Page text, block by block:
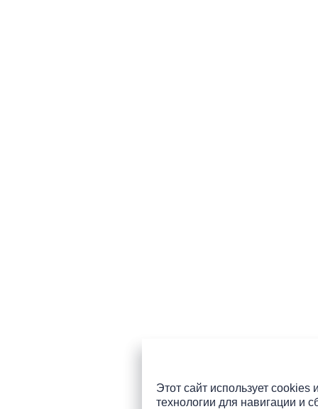
Этот сайт использует cookies
технологии для навигации и